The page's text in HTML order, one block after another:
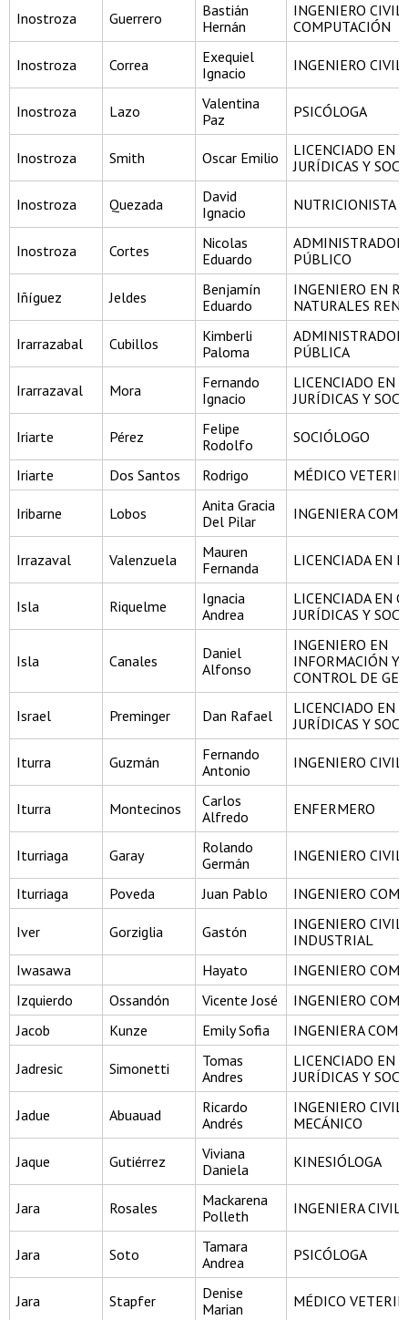
Inostroza Guerrero
Bastián
Hernán
INGENIERO CIVIL
COMPUTACIÓN
Inostroza Correa
Exequiel
Ignacio
INGENIERO CIVIL
Inostroza Lazo
Valentina
Paz
PSICÓLOGA
Inostroza Smith Oscar Emilio
LICENCIADO EN
JURÍDICAS Y
Inostroza Quezada
David
Ignacio
NUTRICIONISTA
Inostroza Cortes
Nicolas
Eduardo
ADMINISTRADOR
PÚBLICO
Iñíguez Jeldes
Benjamín
Eduardo
INGENIERO EN
NATURALES
Irarrazabal Cubillos
Kimberli
Paloma
PÚBLICA
Irarrazaval Mora
Fernando
Ignacio
LICENCIADO EN
JURÍDICAS Y
Iriarte Pérez
Felipe
Rodolfo
SOCIÓLOGO
Iriarte Dos Santos Rodrigo MÉDICO
Iribarne Lobos
Anita Gracia
Del Pilar
INGENIERA
Irrazaval Valenzuela
Mauren
Fernanda
LICENCIADA EN
Isla Riquelme
Ignacia
Andrea
LICENCIADA EN
JURÍDICAS Y
Isla Canales
Daniel
Alfonso
INGENIERO EN
INFORMACIÓN Y
CONTROL DE
Israel Preminger Dan Rafael
LICENCIADO EN
JURÍDICAS Y
Iturra Guzmán
Fernando
Antonio
INGENIERO CIVIL
Iturra Montecinos
Carlos
Alfredo
ENFERMERO
Iturriaga Garay
Rolando
Germán
INGENIERO CIVIL
Iturriaga Poveda Juan Pablo INGENIERO
Iver Gorziglia Gastón
INGENIERO CIVIL
INDUSTRIAL
Iwasawa
Hayato
INGENIERO
Izquierdo
Ossandón Vicente José
INGENIERO
Jacob
Kunze Emily Sofia INGENIERA
Jadresic Simonetti
Tomas
Andres
LICENCIADO EN
JURÍDICAS Y
Jadue Abuauad
Ricardo
Andrés
INGENIERO CIVIL
MECÁNICO
Jaque Gutiérrez
Viviana
Daniela
KINESIÓLOGA
Jara Rosales
Mackarena
Polleth
INGENIERA CIVIL
Jara Soto
Tamara
Andrea
PSICÓLOGA
Jara Stapfer
Denise
Marian
MÉDICO